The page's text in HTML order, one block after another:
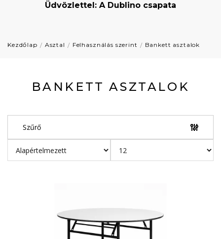
Üdvözlettel: A Dublino csapata
Kezdőlap Asztal Felhasználás szerint Bankett asztalok
BANKETT ASZTALOK
Szűrő